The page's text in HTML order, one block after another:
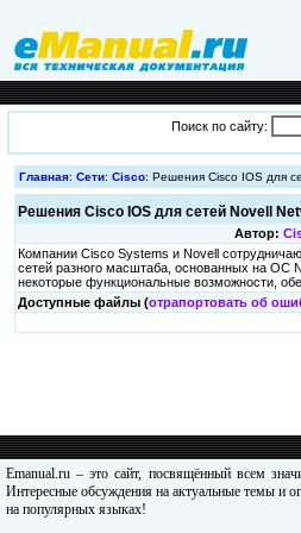
Поиск по сайту:
Главная: Сети: Cisco: Решения Cisco IOS для
Решения Cisco IOS для сетей Novell
Автор:
Компании Cisco Systems и Novell
сетей разного масштаба, основанных на ОС
некоторые функциональные возможности,
Доступные файлы (отрапортовать об
Emanual.ru – это сайт, посвящённый всем
Интересные обсуждения на актуальные темы и
на популярных языках!